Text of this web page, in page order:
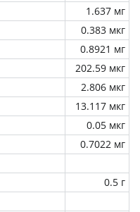
1.637 мг
0.383 мкг
0.8921 мг
202.59 мкг
2.806 мкг
13.117 мкг
0.05 мкг
0.7022 мг
0.5 г